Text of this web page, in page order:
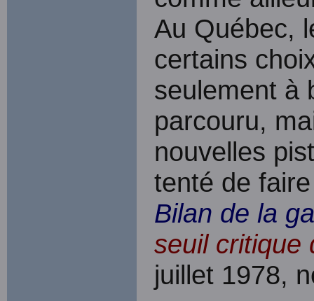
Au Québec,
certains
seulement à
parcouru,
nouvelles
tenté de
Bilan de la
seuil critique
juillet 1978,